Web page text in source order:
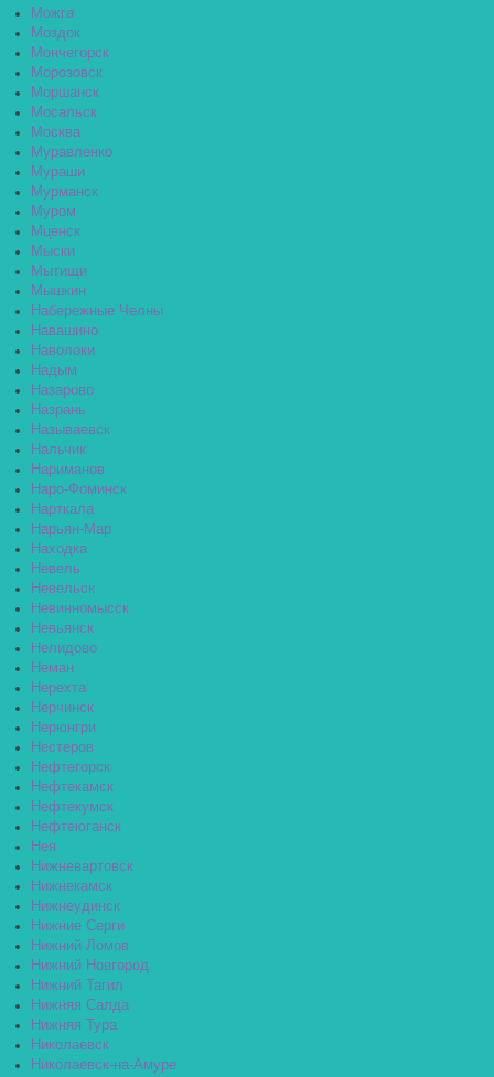
Можга
Моздок
Мончегорск
Морозовск
Моршанск
Мосальск
Москва
Муравленко
Мураши
Мурманск
Муром
Мценск
Мыски
Мытищи
Мышкин
Набережные Челны
Навашино
Наволоки
Надым
Назарово
Назрань
Называевск
Нальчик
Нариманов
Наро-Фоминск
Нарткала
Нарьян-Мар
Находка
Невель
Невельск
Невинномысск
Невьянск
Нелидово
Неман
Нерехта
Нерчинск
Нерюнгри
Нестеров
Нефтегорск
Нефтекамск
Нефтекумск
Нефтеюганск
Нея
Нижневартовск
Нижнекамск
Нижнеудинск
Нижние Серги
Нижний Ломов
Нижний Новгород
Нижний Тагил
Нижняя Салда
Нижняя Тура
Николаевск
Николаевск-на-Амуре